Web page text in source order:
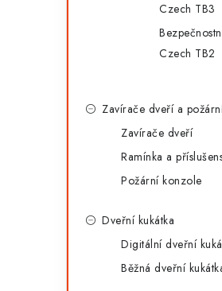
Czech TB3
Czech TB2
Zavírače dveří a
Zavírače dveří
Ramínka a
Požární konzole
Dveřní kukátka
Digitální dveřní
Běžná dveřní